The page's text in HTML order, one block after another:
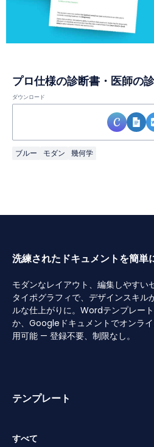
プロ仕様の診断書・医師の
ダウンロード
ブルー モダン 幾何学
洗練されたドキュメントを簡単
モダンなレイアウト、編集しやすい
タイポグラフィで、デザインスキル
ルな仕上がりに。Wordテンプレー
か、Googleドキュメントでオンラ
用可能 — 登録不要、制限なし。
テンプレート
すべて